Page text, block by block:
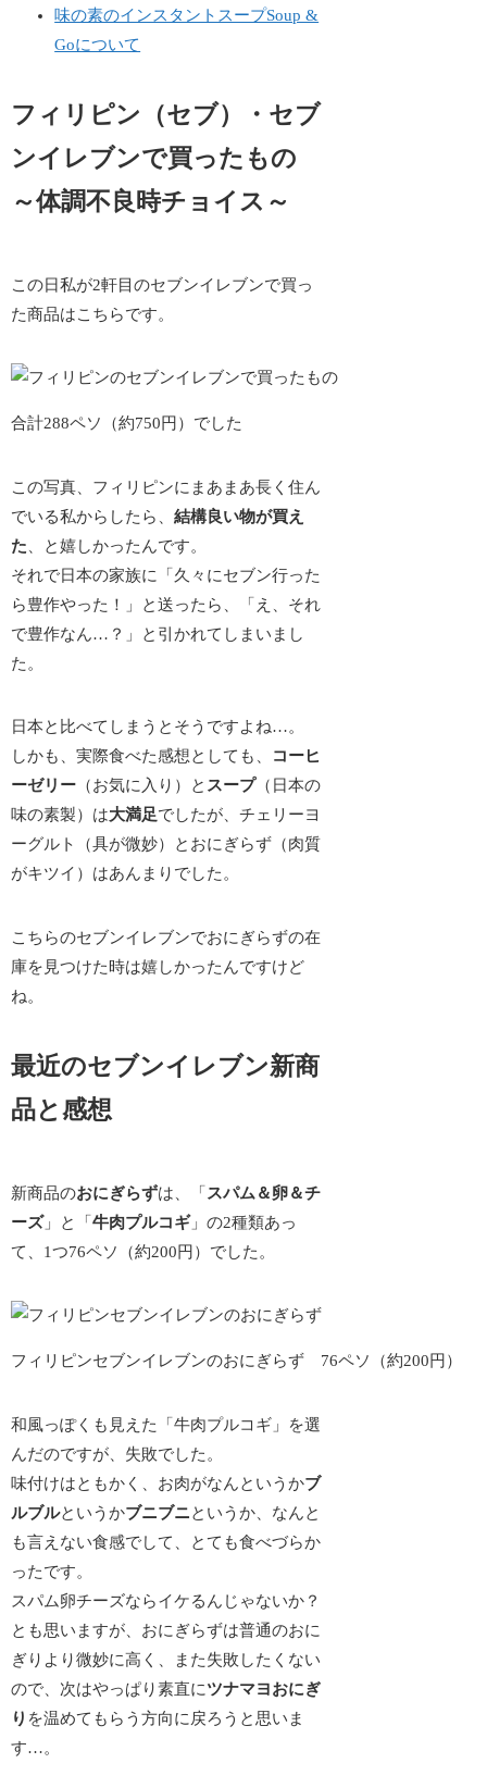
味の素のインスタントスープSoup &
Goについて
フィリピン（セブ）・セブ
ンイレブンで買ったもの
～体調不良時チョイス～
この日私が2軒目のセブンイレブンで買っ
た商品はこちらです。
合計288ペソ（約750円）でした
この写真、フィリピンにまあまあ長く住ん
でいる私からしたら、結構良い物が買え
た 、と嬉しかったんです。
それで日本の家族に「久々にセブン行った
ら豊作やった！」と送ったら、「 え、それ
で豊作なん…？ 」と引かれてしまいまし
た。
日本と比べてしまうとそうですよね…。
しかも、実際食べた感想としても、
コーヒ
ーゼリー （お気に入り）と スープ（日本の
味の素製）は大満足でしたが、チェリーヨ
ーグルト（具が微妙）とおにぎらず（肉質
がキツイ）はあんまりでした。
こちらのセブンイレブンでおにぎらずの在
庫を見つけた時は嬉しかったんですけど
ね。
最近のセブンイレブン新商
品と感想
新商品のおにぎらずは、「 スパム＆卵＆チ
ーズ」と「牛肉プルコギ」の2種類あっ
て、1つ76ペソ（約200円）でした。
フィリピンセブンイレブンのおにぎらず 76ペソ（約200円）
和風っぽくも見えた「牛肉プルコギ」を選
んだのですが、失敗でした。
味付けはともかく、お肉がなんというかブ
ルブルというかブニブニというか、なんと
も言えない食感でして、とても食べづらか
ったです。
スパム卵チーズならイケるんじゃないか？
とも思いますが、おにぎらずは普通のおに
ぎりより微妙に高く、また失敗したくない
ので、次はやっぱり素直にツナマヨおにぎ
り を温めてもらう方向に戻ろうと思いま
す…。